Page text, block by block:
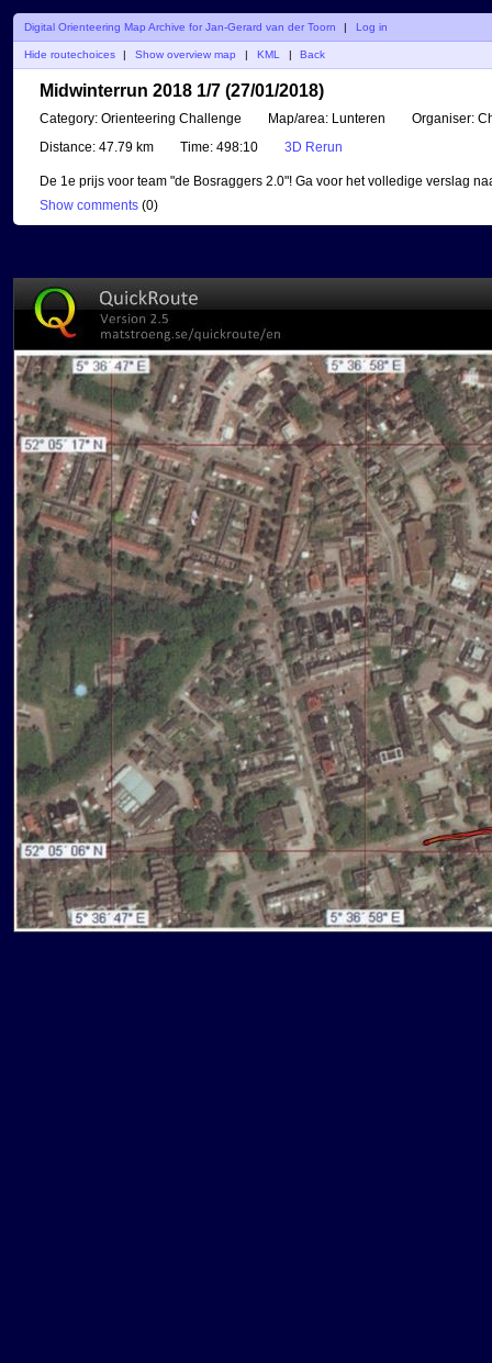
Digital Orienteering Map Archive for Jan-Gerard van der Toorn | Log in
Hide routechoices Show overview map KML Back
Midwinterrun 2018 1/7 (27/01/2018)
Category: Orienteering Challenge Map/area: Lunteren Organiser:
Distance: 47.79 km Time: 498:10 3D Rerun
De 1e prijs voor team "de Bosraggers 2.0"! Ga voor het volledige verslag
Show comments (0)